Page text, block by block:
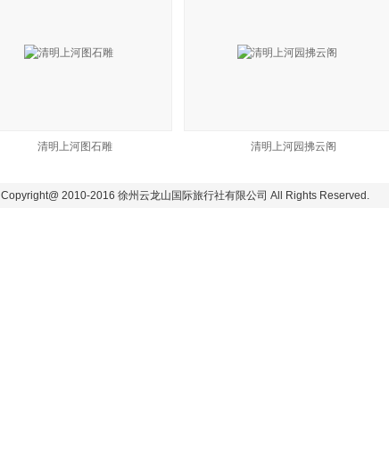
清明上河图石雕 清明上河园拂云阁
Copyright@ 2010-2016 徐州云龙山国际旅行社有限公司 All Rights Reserved.